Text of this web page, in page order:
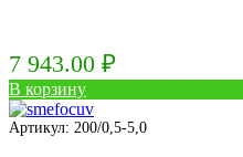
7 943.00 ₽
В корзину
Артикул: 200/0,5-5,0